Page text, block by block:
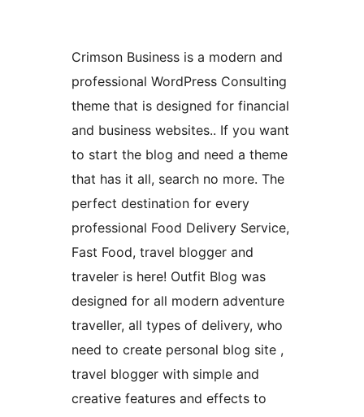
Crimson Business is a modern and
professional WordPress Consulting
theme that is designed for financial
and business websites.. If you want
to start the blog and need a theme
that has it all, search no more. The
perfect destination for every
professional Food Delivery Service,
Fast Food, travel blogger and
traveler is here! Outfit Blog was
designed for all modern adventure
traveller, all types of delivery, who
need to create personal blog site ,
travel blogger with simple and
creative features and effects to